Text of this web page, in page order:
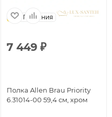
Германия
7 449 ₽
Полка Allen Brau Priority
6.31014-00 59,4 см, хром